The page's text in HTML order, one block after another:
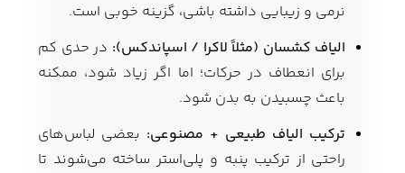
نرمی و زیبایی داشته باشی، گزینه خوبی است.
الیاف کشسان (مثلاً لاکرا / اسپاندکس): در حدی کم
برای انعطاف در حرکات؛ اما اگر زیاد شود، ممکنه
باعث چسبیدن به بدن شود.
ترکیب الیاف طبیعی + مصنوعی: بعضی لباس‌های
راحتی از ترکیب پنبه و پلی‌استر ساخته می‌شوند تا